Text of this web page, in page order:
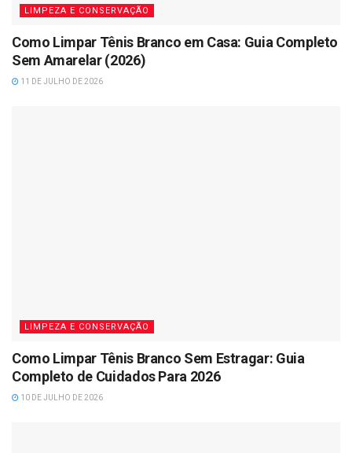
LIMPEZA E CONSERVAÇÃO
Como Limpar Tênis Branco em Casa: Guia Completo
Sem Amarelar (2026)
11 DE JULHO DE 2026
LIMPEZA E CONSERVAÇÃO
Como Limpar Tênis Branco Sem Estragar: Guia
Completo de Cuidados Para 2026
10 DE JULHO DE 2026